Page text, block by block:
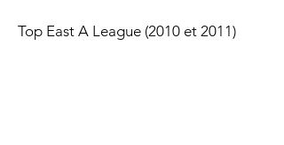
Top East A League (2010 et 2011)